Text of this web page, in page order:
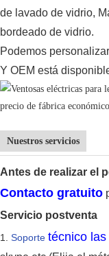
de lavado de vidrio,
bordeado de vidrio.
Podemos
Y OEM está
Nuestros servicios
Antes de realizar el
Contacto gratuito
Servicio postventa
1. Soporte técnico